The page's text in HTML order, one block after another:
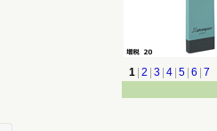
1 2 3 4 5 6 7